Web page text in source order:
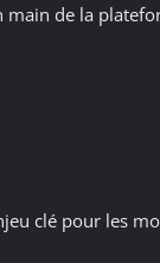
main de la
clé pour les